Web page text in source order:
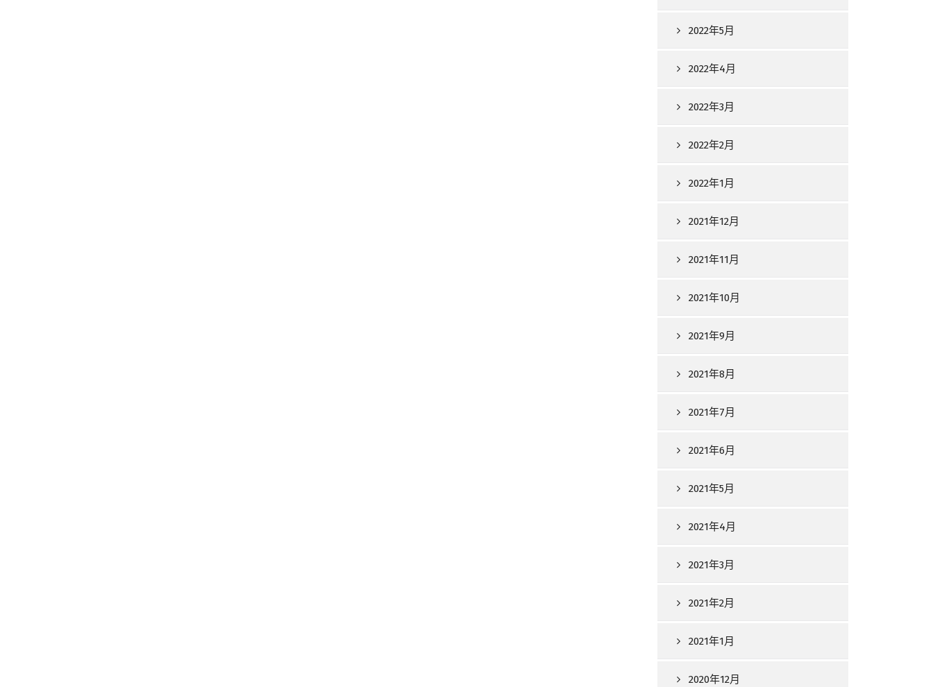
2022年5月
2022年4月
2022年3月
2022年2月
2022年1月
2021年12月
2021年11月
2021年10月
2021年9月
2021年8月
2021年7月
2021年6月
2021年5月
2021年4月
2021年3月
2021年2月
2021年1月
2020年12月